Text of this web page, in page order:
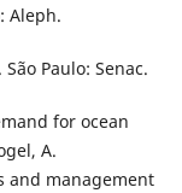
Aleph.
Paulo: Senac.
for ocean
A.
and management